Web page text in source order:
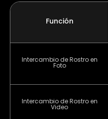
Función
Intercambio de Rostro en
Foto
Intercambio de Rostro en
Video